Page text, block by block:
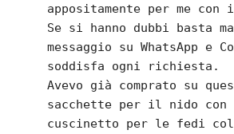
appositamente per me
Se si hanno dubbi basta
messaggio su WhatsApp e
soddisfa ogni richiesta.
Avevo già comprato su
sacchette per il nido
cuscinetto per le fedi